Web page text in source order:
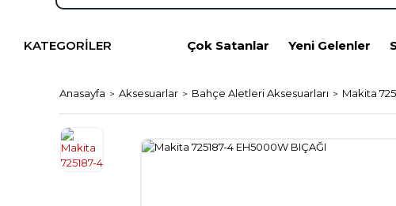
KATEGORİLER Çok Satanlar Yeni Gelenler
Anasayfa Aksesuarlar Bahçe Aletleri Aksesuarları Makita